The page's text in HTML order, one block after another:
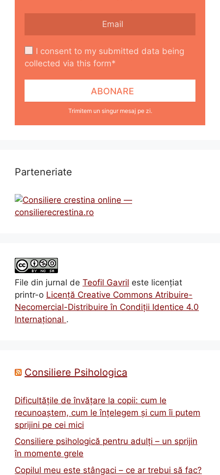
I consent to my submitted data being
collected via this form*
Trimitem un singur mesaj pe zi.
Parteneriate
File din jurnal de Teofil Gavril este licenţiat
printr-o Licenţă Creative Commons Atribuire-
Necomercial-Distribuire în Condiţii Identice 4.0
Internațional .
Consiliere Psihologica
Dificultățile de învățare la copii: cum le
recunoaștem, cum le înțelegem și cum îi putem
sprijini pe cei mici
Consiliere psihologică pentru adulți – un sprijin
în momente grele
Copilul meu este stângaci – ce ar trebui să fac?